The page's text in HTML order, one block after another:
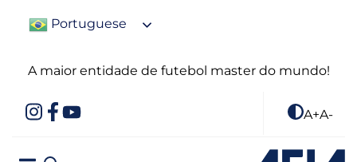
Portuguese
A maior entidade de futebol master do mundo!
A+A-